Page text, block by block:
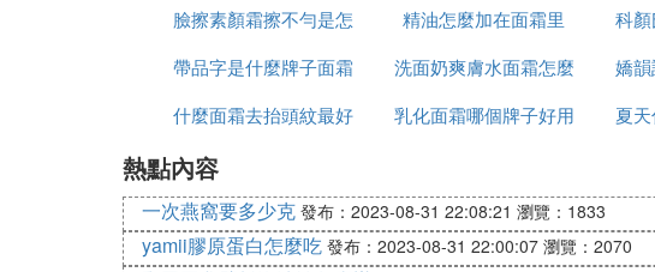
一樣的,比較簡單。下面介紹使用泰國蝸牛霜需要注意
使用泰國蝸牛霜注意事項：
因為含有百分之八十以上的蝸牛原液，所以是比較容易
霜的時候皮膚會發黑，長出一些發硬、發紅的小痘，觸
量問題哦，而是使用蝸牛霜後問題肌膚正常排毒、代謝
炎症往表層逐漸移除。需要繼續使用蝸牛霜，大約第五
臉擦素顏霜擦不勻是怎
麼回事啊
精油怎麼加在面霜里
科
帶品字是什麼牌子面霜
洗面奶爽膚水面霜怎麼
用法
嬌
什麼面霜去抬頭紋最好
乳化面霜哪個牌子好用 夏
熱點內容
一次燕窩要多少克 發布：2023-08-31 22:08:21 瀏覽：1833
yamii膠原蛋白怎麼吃 發布：2023-08-31 22:00:07 瀏覽：2070